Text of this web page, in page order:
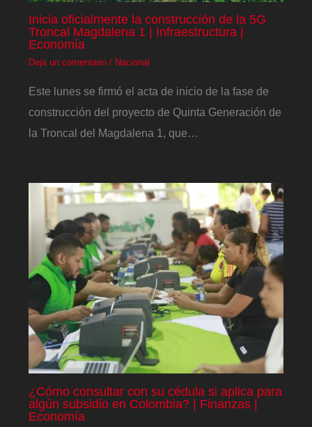
Inicia oficialmente la construcción de la 5G
Troncal Magdalena 1 | Infraestructura |
Economía
Deja un comentario / Nacional
Este lunes se firmó el acta de inicio de la fase de
construcción del proyecto de Quinta Generación de
la Troncal del Magdalena 1, que…
¿Cómo consultar con su cédula si aplica para
algún subsidio en Colombia? | Finanzas |
Economía